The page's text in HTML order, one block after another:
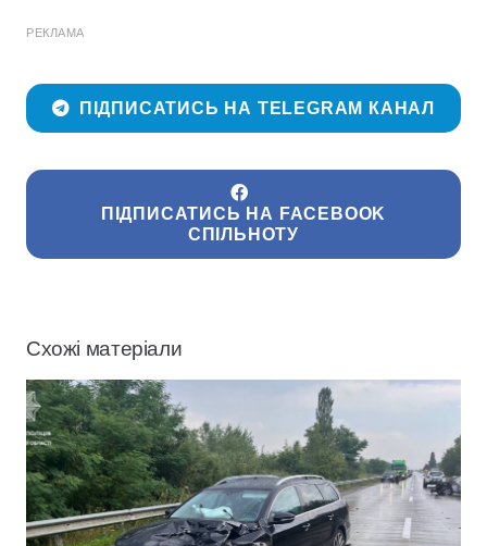
РЕКЛАМА
ПІДПИСАТИСЬ НА TELEGRAM КАНАЛ
ПІДПИСАТИСЬ НА FACEBOOK
СПІЛЬНОТУ
Схожі матеріали